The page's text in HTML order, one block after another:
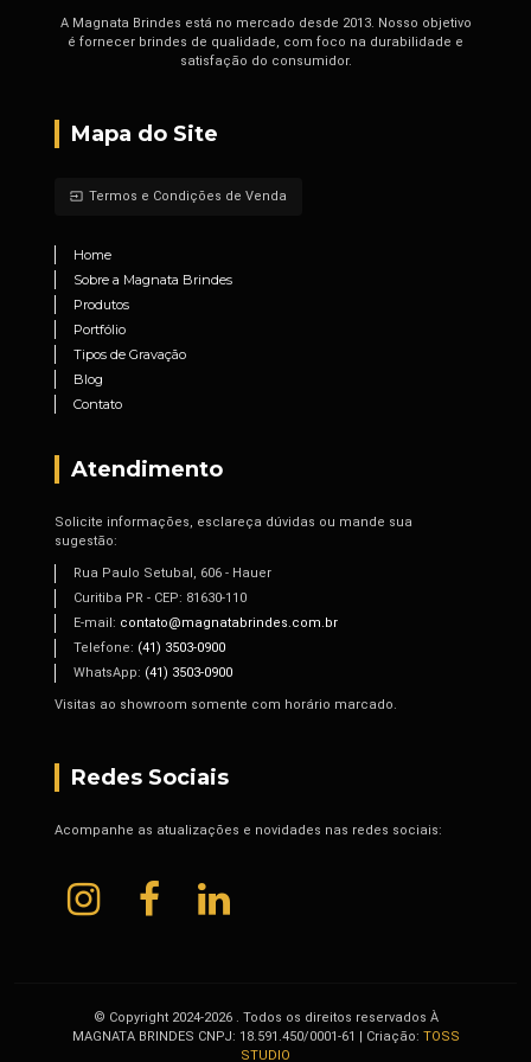
A Magnata Brindes está no mercado desde 2013. Nosso objetivo
é fornecer brindes de qualidade, com foco na durabilidade e
satisfação do consumidor.
Mapa do Site
input Termos e Condições de Venda
Home
Sobre a Magnata Brindes
Produtos
Portfólio
Tipos de Gravação
Blog
Contato
Atendimento
Solicite informações, esclareça dúvidas ou mande sua
sugestão:
Rua Paulo Setubal, 606 - Hauer
Curitiba PR - CEP: 81630-110
E-mail: contato@magnatabrindes.com.br
Telefone: (41) 3503-0900
WhatsApp: (41) 3503-0900
Visitas ao showroom somente com horário marcado.
Redes Sociais
Acompanhe as atualizações e novidades nas redes sociais:
© Copyright 2024-2026 . Todos os direitos reservados À
MAGNATA BRINDES CNPJ: 18.591.450/0001-61 | Criação: TOSS
STUDIO